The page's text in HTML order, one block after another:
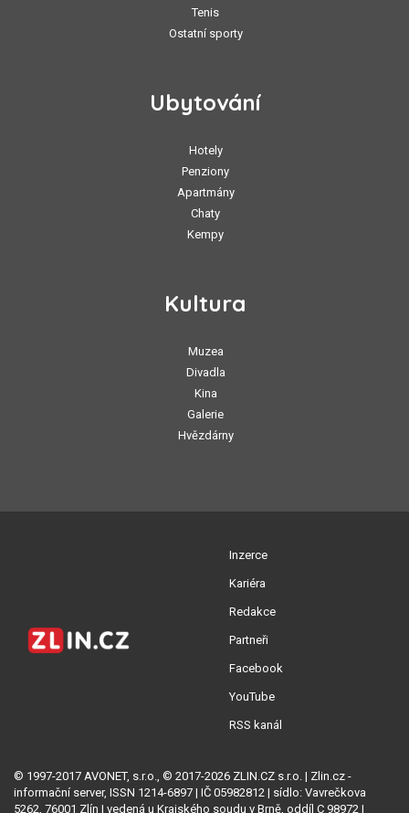
Tenis
Ostatní sporty
Ubytování
Hotely
Penziony
Apartmány
Chaty
Kempy
Kultura
Muzea
Divadla
Kina
Galerie
Hvězdárny
Inzerce
Kariéra
Redakce
Partneři
Facebook
YouTube
RSS kanál
© 1997-2017 AVONET, s.r.o., © 2017-2026 ZLIN.CZ s.r.o. | Zlin.cz -
informační server, ISSN 1214-6897 | IČ 05982812 | sídlo: Vavrečkova
5262, 76001 Zlín | vedená u Krajského soudu v Brně, oddíl C 98972 |